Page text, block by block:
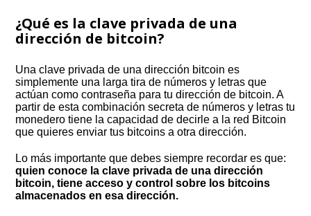
¿Qué es la clave privada de una
dirección de bitcoin?
Una clave privada de una dirección bitcoin es
simplemente una larga tira de números y letras que
actúan como contraseña para tu dirección de bitcoin. A
partir de esta combinación secreta de números y letras tu
monedero tiene la capacidad de decirle a la red Bitcoin
que quieres enviar tus bitcoins a otra dirección.
Lo más importante que debes siempre recordar es que:
quien conoce la clave privada de una dirección
bitcoin, tiene acceso y control sobre los bitcoins
almacenados en esa dirección.